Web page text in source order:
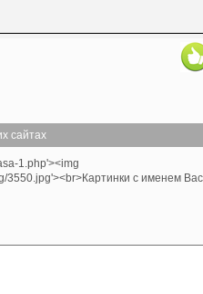
сайтах
1.php'><img
3550.jpg'><br>Картинки с именем